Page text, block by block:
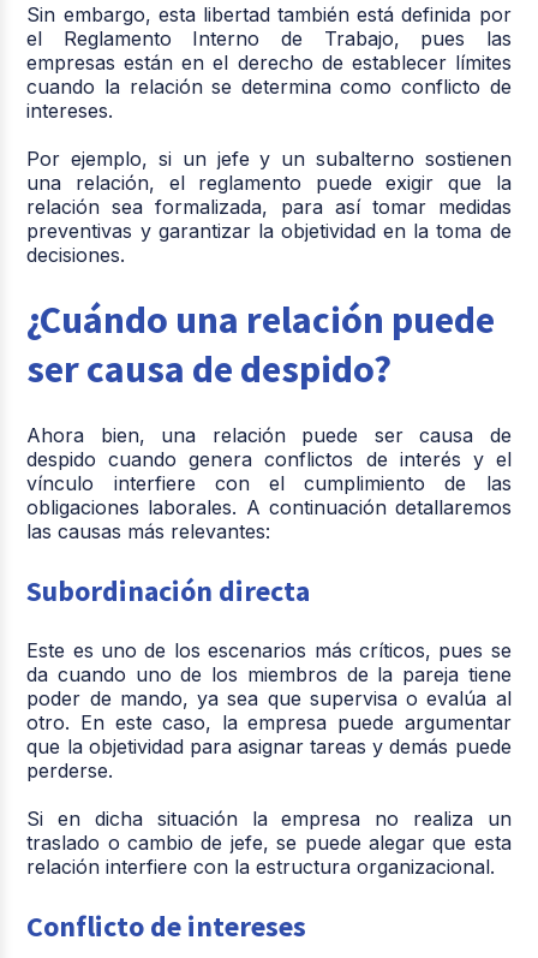
Sin embargo, esta libertad también está definida por
el Reglamento Interno de Trabajo, pues las
empresas están en el derecho de establecer límites
cuando la relación se determina como conflicto de
intereses.
Por ejemplo, si un jefe y un subalterno sostienen
una relación, el reglamento puede exigir que la
relación sea formalizada, para así tomar medidas
preventivas y garantizar la objetividad en la toma de
decisiones.
¿Cuándo una relación puede
ser causa de despido?
Ahora bien, una relación puede ser causa de
despido cuando genera conflictos de interés y el
vínculo interfiere con el cumplimiento de las
obligaciones laborales. A continuación detallaremos
las causas más relevantes:
Subordinación directa
Este es uno de los escenarios más críticos, pues se
da cuando uno de los miembros de la pareja tiene
poder de mando, ya sea que supervisa o evalúa al
otro. En este caso, la empresa puede argumentar
que la objetividad para asignar tareas y demás puede
perderse.
Si en dicha situación la empresa no realiza un
traslado o cambio de jefe, se puede alegar que esta
relación interfiere con la estructura organizacional.
Conflicto de intereses